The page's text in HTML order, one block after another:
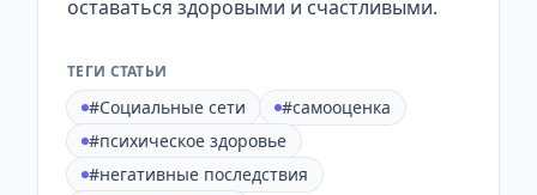
оставаться здоровыми и счастливыми.
ТЕГИ СТАТЬИ
#Социальные сети
#самооценка
#психическое здоровье
#негативные последствия